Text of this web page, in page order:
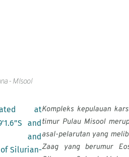
- MIsool
at
and
and
Silurian-
Kompleks kepulauan
timur Pulau Misool
asal-pelarutan yang
Zaag yang berumur